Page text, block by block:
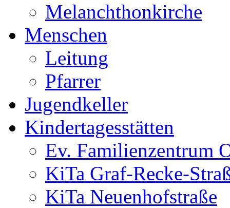
Melanchthonkirche
Menschen
Leitung
Pfarrer
Jugendkeller
Kindertagesstätten
Ev. Familienzentrum
KiTa Graf-Recke-
KiTa Neuenhofstraße